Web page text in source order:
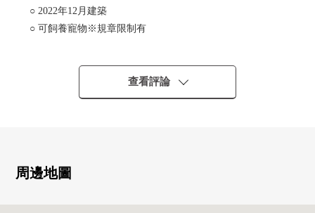
○ 2022年12月建築
○ 可飼養寵物※規章限制有
○ 在各居室存儲空間有
○ 出自門衛的各種服務有
○ 框格采用復數層玻璃
查看評論
周邊地圖